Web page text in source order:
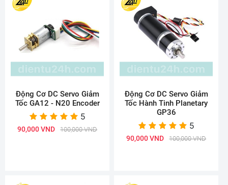
Động Cơ DC Servo Giảm
Tốc GA12 - N20 Encoder
5
90,000 VND 100,000 VND
Động Cơ DC Servo Giảm
Tốc Hành Tinh Planetary
GP36
5
90,000 VND 100,000 VND